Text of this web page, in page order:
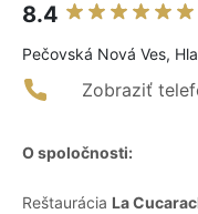
8.4
Pečovská Nová Ves,
Zobraziť
O spoločnosti:
Reštaurácia La